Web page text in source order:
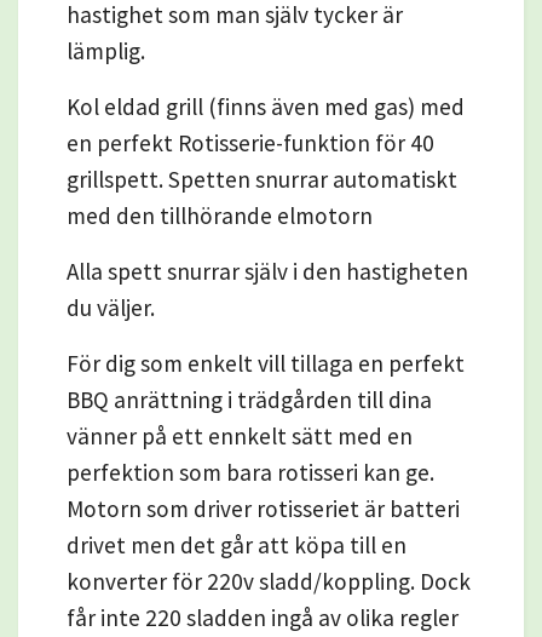
hastighet som man själv tycker är
lämplig.
Kol eldad grill (finns även med gas) med
en perfekt Rotisserie-funktion för 40
grillspett. Spetten snurrar automatiskt
med den tillhörande elmotorn
Alla spett snurrar själv i den hastigheten
du väljer.
För dig som enkelt vill tillaga en perfekt
BBQ anrättning i trädgården till dina
vänner på ett ennkelt sätt med en
perfektion som bara rotisseri kan ge.
Motorn som driver rotisseriet är batteri
drivet men det går att köpa till en
konverter för 220v sladd/koppling. Dock
får inte 220 sladden ingå av olika regler